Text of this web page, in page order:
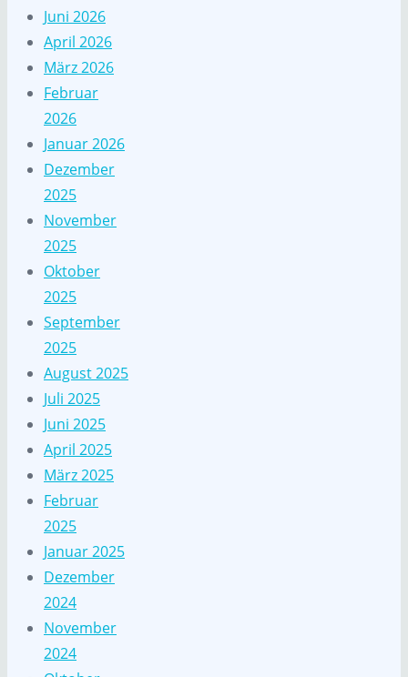
Juni 2026
April 2026
März 2026
Februar
2026
Januar 2026
Dezember
2025
November
2025
Oktober
2025
September
2025
August 2025
Juli 2025
Juni 2025
April 2025
März 2025
Februar
2025
Januar 2025
Dezember
2024
November
2024